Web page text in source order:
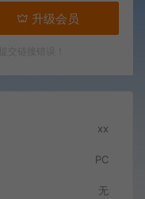
升级会员
xx
PC
无